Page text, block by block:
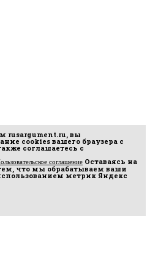
rusargument.ru, вы
cookies вашего браузера с
соглашаетесь с
соглашение Оставаясь на
что мы обрабатываем ваши
метрик Яндекс